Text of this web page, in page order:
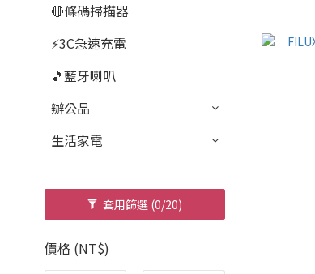
🔴條碼掃描器
⚡3C急速充電
🎵藍牙喇叭
辦公品
生活家電
套用篩選 (0/20)
價格 (NT$)